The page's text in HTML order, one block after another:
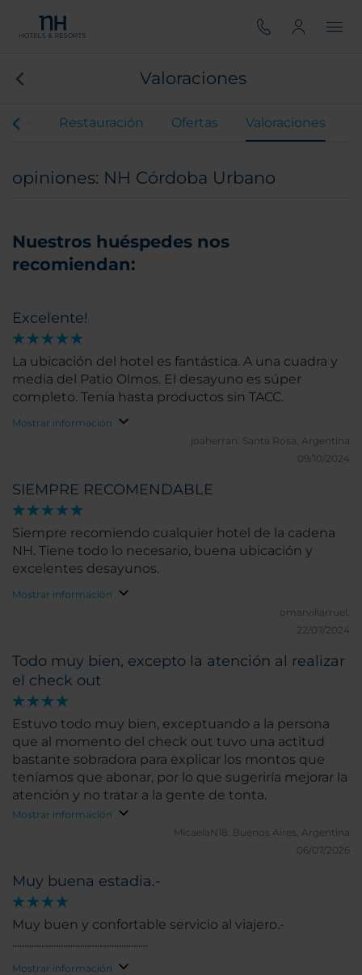
Valoraciones
Restauración Ofertas Valoraciones
opiniones: NH Córdoba Urbano
Nuestros huéspedes nos
recomiendan:
Excelente!
La ubicación del hotel es fantástica. A una cuadra y
media del Patio Olmos. El desayuno es súper
completo. Tenía hasta productos sin TACC.
Mostrar información
joaherran. Santa Rosa, Argentina
09/10/2024
SIEMPRE RECOMENDABLE
Siempre recomiendo cualquier hotel de la cadena
NH. Tiene todo lo necesario, buena ubicación y
excelentes desayunos.
Mostrar información
omarvillarruel.
22/07/2024
Todo muy bien, excepto la atención al realizar
el check out
Estuvo todo muy bien, exceptuando a la persona
que al momento del check out tuvo una actitud
bastante sobradora para explicar los montos que
teníamos que abonar, por lo que sugeriría mejorar la
atención y no tratar a la gente de tonta.
Mostrar información
MicaelaN18. Buenos Aires, Argentina
06/07/2026
Muy buena estadia.-
Muy buen y confortable servicio al viajero.-
........................................................
Mostrar información